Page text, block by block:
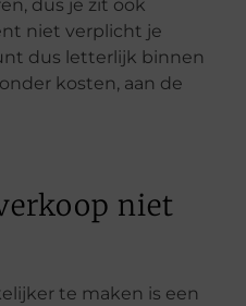
dus je zit ook
niet verplicht je
dus letterlijk binnen
kosten, aan de
niet
te maken is een